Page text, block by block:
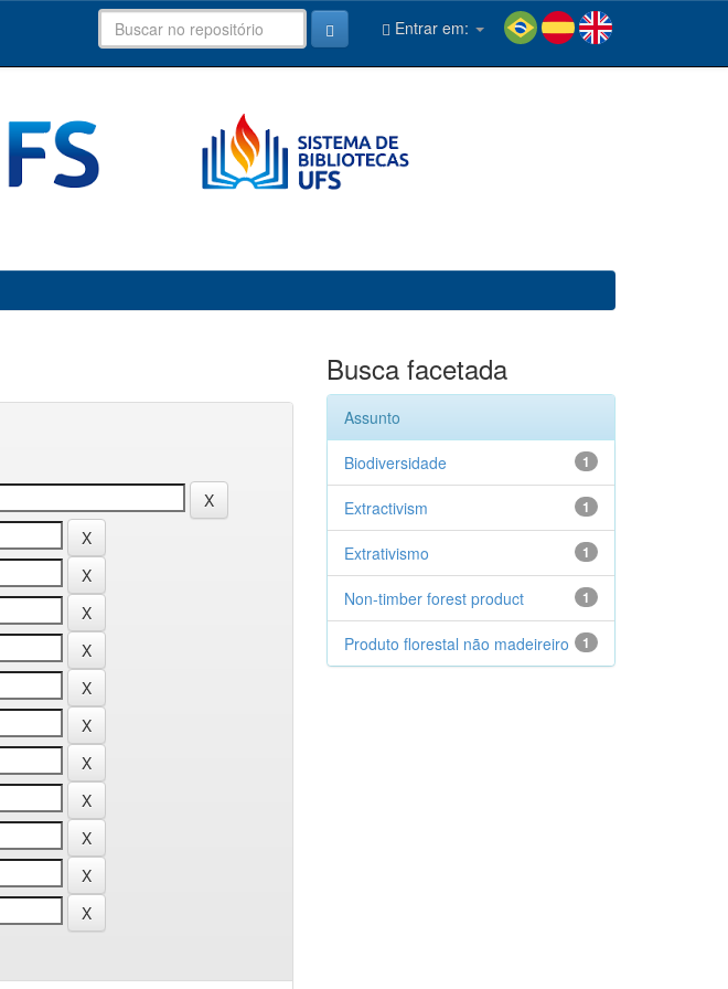
Entrar em:
Busca facetada
Assunto
1
Biodiversidade
1
Extractivism
1
Extrativismo
1
Non-timber forest product
1
Produto florestal não madeireiro